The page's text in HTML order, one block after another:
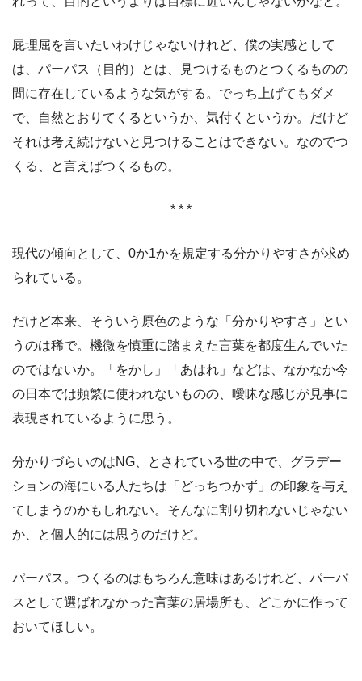
屁理屈を言いたいわけじゃないけれど、僕の実感として
は、パーパス（目的）とは、見つけるものとつくるものの
間に存在しているような気がする。でっち上げてもダメ
で、自然とおりてくるというか、気付くというか。だけど
それは考え続けないと見つけることはできない。なのでつ
くる、と言えばつくるもの。
* * *
現代の傾向として、0か1かを規定する分かりやすさが求め
られている。
だけど本来、そういう原色のような「分かりやすさ」とい
うのは稀で。機微を慎重に踏まえた言葉を都度生んでいた
のではないか。「をかし」「あはれ」などは、なかなか今
の日本では頻繁に使われないものの、曖昧な感じが見事に
表現されているように思う。
分かりづらいのはNG、とされている世の中で、グラデー
ションの海にいる人たちは「どっちつかず」の印象を与え
てしまうのかもしれない。そんなに割り切れないじゃない
か、と個人的には思うのだけど。
パーパス。つくるのはもちろん意味はあるけれど、パーパ
スとして選ばれなかった言葉の居場所も、どこかに作って
おいてほしい。